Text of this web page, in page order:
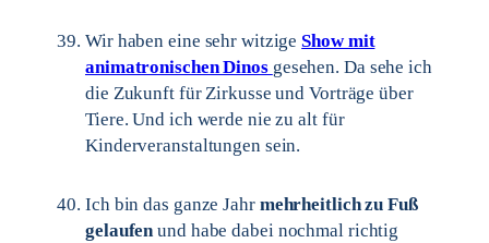
Wir haben eine sehr witzigeShow mit
animatronischen Dinos gesehen. Da sehe ich
die Zukunft für Zirkusse und Vorträge über
Tiere. Und ich werde nie zu alt für
Kinderveranstaltungen sein.
Ich bin das ganze Jahr mehrheitlich zu Fuß
gelaufenund habe dabei nochmal richtig